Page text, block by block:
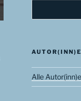
Alle